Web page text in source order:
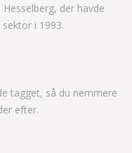
der havde
i 1993.
tagget, så du nemmere
efter.